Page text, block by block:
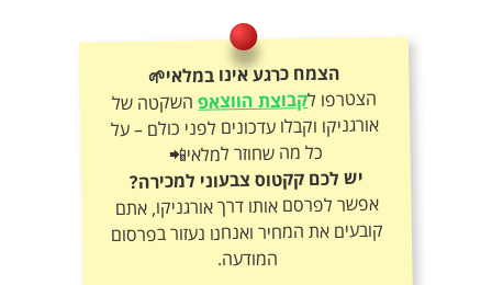
הצמח כרגע אינו במלאי🌱
הצטרפו לקבוצת הווצאפהשקטה של
אורגניקו וקבלו עדכונים לפני כולם – על
כל מה שחוזר למלאי📲
יש לכם קקטוס צבעוני למכירה?
אפשר לפרסם אותו דרך אורגניקו, אתם
קובעים את המחיר ואנחנו נעזור בפרסום
המודעה.